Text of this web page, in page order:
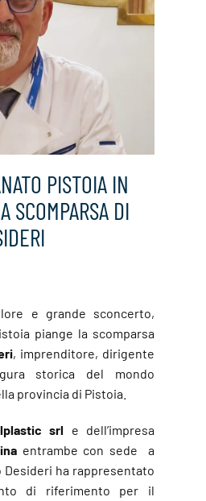
PISTOIA IN
SCOMPARSA DI
e grande sconcerto,
piange la scomparsa
, imprenditore, dirigente
storica del mondo
provincia di Pistoia.
srl e dell’impresa
entrambe con sede a
Desideri ha rappresentato
di riferimento per il